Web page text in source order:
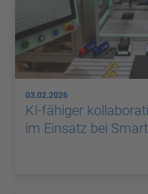
03.02.2026
KI-fähiger
im Einsatz bei